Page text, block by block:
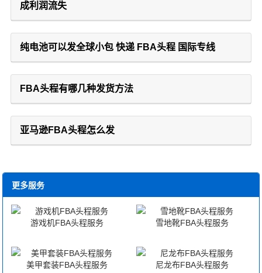
成利润流失
纯电池可以发全球小包 快递 FBA头程 国际专线
FBA头程有哪几种发货方法
亚马逊FBA头程怎么发
更多服务
游戏机FBA头程服务 雪地靴FBA头程服务
美甲套装FBA头程服务 尼龙布FBA头程服务